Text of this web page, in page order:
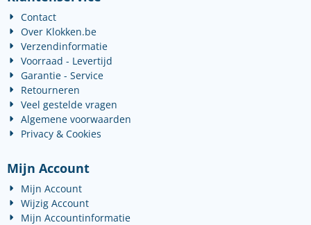
Contact
Over Klokken.be
Verzendinformatie
Voorraad - Levertijd
Garantie - Service
Retourneren
Veel gestelde vragen
Algemene voorwaarden
Privacy & Cookies
Mijn Account
Mijn Account
Wijzig Account
Mijn Accountinformatie